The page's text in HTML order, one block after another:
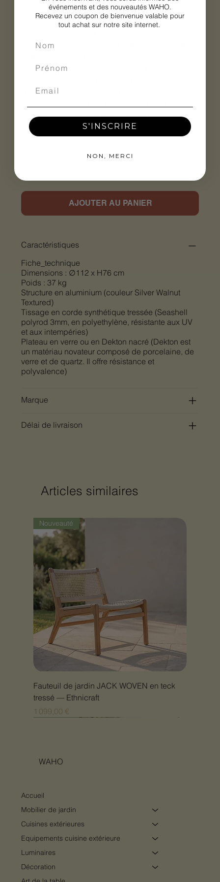
quel que soit leur lieu d'utilisation.
polyester avec un traitement anti-moisissure, afin
ou à la fibre thermosoudée, ajoutant une garantie
De plus, une grille (TELA 3D), présente sous les
l'évacuation de l'eau et empêche la formation de
moisissures.
AJOUTER AU PANIER
Caractéristiques
Fiche_technique
Dimensions : ∅112 x H76 cm
Poids : 37 kg
Structure en aluminium (couleur Silver Walnut
Textured)
Tissage en corde synthétique tressée (Seashell
polyrod 3mm, en polyethylène, résistante aux UV
et aux intempéries)
Plateau en verre ou en Dekton nacré (Dekton est
un matériau novateur composé de porcelaine, de
verre et de quartz. Il offre résistance et
polyvalence)
Marque
Délai de livraison
Articles similaires
Nouveauté
Fauteuil de jardin JACK WOVEN en teck
tressé — Ethnicraft
Prix
1 099,00 €
WAHO
Accueil
Mobilier de jardin
Cuisines extérieures
Equipements cuisine extérieure
Luminaires
Décoration
événements et des nouveautés WAHO.
Recevez un coupon de bienvenue valable pour
tout achat sur notre site internet.
S'INSCRIRE
NON, MERCI